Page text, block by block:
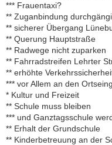
*** Frauentaxi?
** Zuganbindung
** sicherer Übergang
** Querung Hauptstraße
** Radwege nicht zuparken
** Fahrradstreifen Lehrter
** erhöhte
*** vor Allem an den
* Kultur und Freizeit
** Schule muss bleiben
*** und Ganztagsschule
** Erhalt der Grundschule
** Kinderbetreuung an der